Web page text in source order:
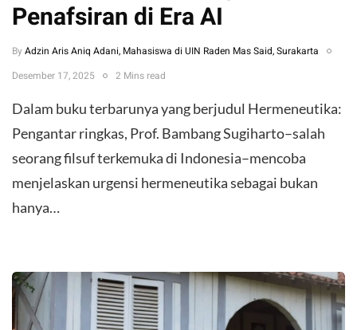
Penafsiran di Era AI
By Adzin Aris Aniq Adani, Mahasiswa di UIN Raden Mas Said, Surakarta
Desember 17, 2025
2 Mins read
Dalam buku terbarunya yang berjudul Hermeneutika:
Pengantar ringkas, Prof. Bambang Sugiharto–salah
seorang filsuf terkemuka di Indonesia–mencoba
menjelaskan urgensi hermeneutika sebagai bukan
hanya…